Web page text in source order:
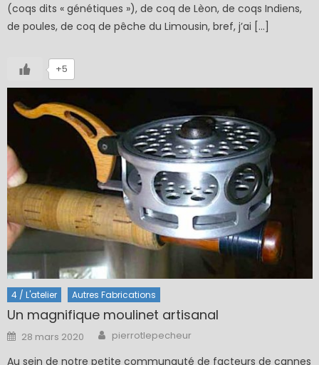
(coqs dits « génétiques »), de coq de Lèon, de coqs Indiens,
de poules, de coq de pêche du Limousin, bref, j’ai […]
+5
4 / L'atelier Autres Fabrications
Un magnifique moulinet artisanal
Posted
on
28 mars 2020 Author
pierrotlepecheur
Au sein de notre petite communauté de facteurs de cannes